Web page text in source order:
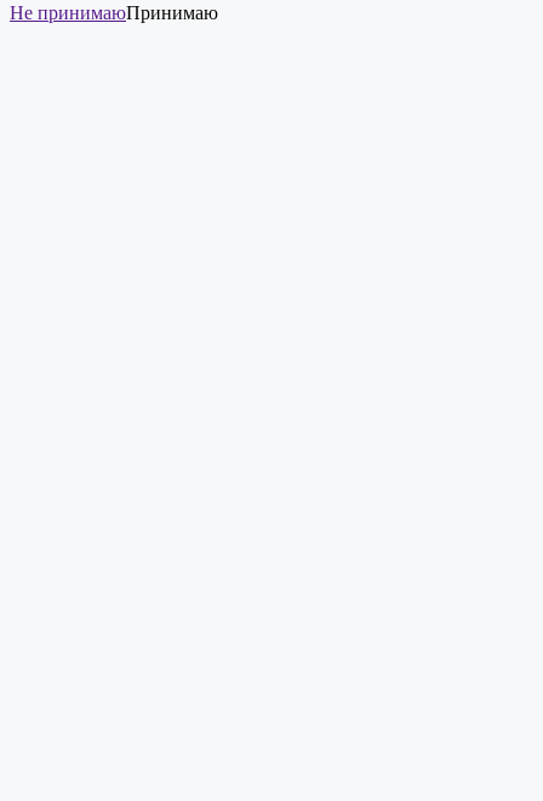
Не принимаюПринимаю